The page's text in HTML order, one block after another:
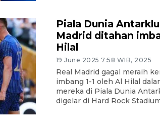
Piala Dunia
Madrid ditahan
Hilal
19 June 2025 7:58 WIB, 2025
Real Madrid gagal meraih
imbang 1-1 oleh Al Hilal
mereka di Piala Dunia
digelar di Hard Rock